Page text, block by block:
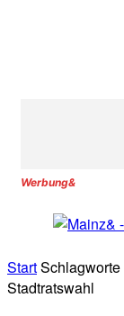
Werbung&
StartSchlagworte
Stadtratswahl